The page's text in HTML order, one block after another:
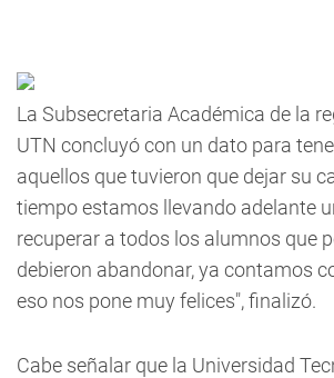
La Subsecretaria Académica de la
UTN concluyó con un dato para
aquellos que tuvieron que dejar su
tiempo estamos llevando adelante
recuperar a todos los alumnos que
debieron abandonar, ya contamos
eso nos pone muy felices", finalizó.
Cabe señalar que la Universidad